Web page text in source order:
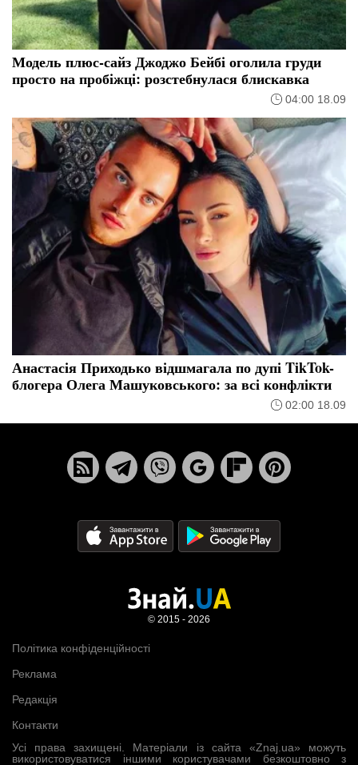
Модель плюс-сайз Джоджо Бейбі оголила груди
просто на пробіжці: розстебнулася блискавка
04:00 18.09
Анастасія Приходько відшмагала по дупі TikTok-
блогера Олега Машуковського: за всі конфлікти
02:00 18.09
Усі права захищені. Матеріали із сайта «Znaj.ua» можуть
використовуватися іншими користувачами безкоштовно з
Політика конфіденційності
Реклама
Редакція
Контакти
© 2015 - 2026